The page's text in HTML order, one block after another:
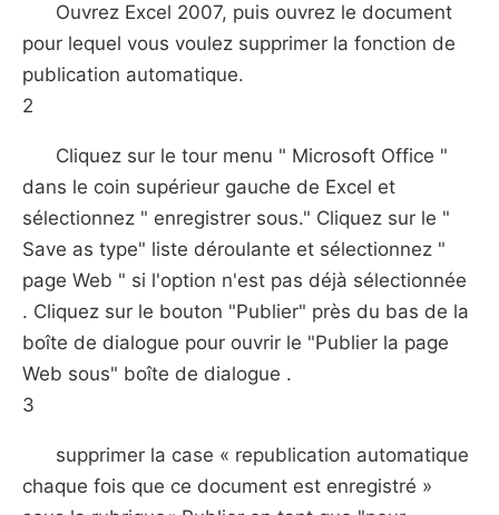
Ouvrez Excel 2007, puis ouvrez le document
pour lequel vous voulez supprimer la fonction de
publication automatique.
2
Cliquez sur le tour menu " Microsoft Office "
dans le coin supérieur gauche de Excel et
sélectionnez " enregistrer sous." Cliquez sur le "
Save as type" liste déroulante et sélectionnez "
page Web " si l'option n'est pas déjà sélectionnée
. Cliquez sur le bouton "Publier" près du bas de la
boîte de dialogue pour ouvrir le "Publier la page
Web sous" boîte de dialogue .
3
supprimer la case « republication automatique
chaque fois que ce document est enregistré »